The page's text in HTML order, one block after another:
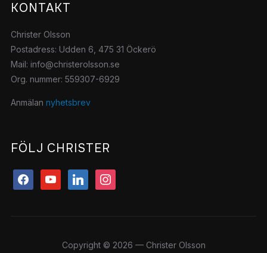
KONTAKT
Christer Olsson
Postadress: Udden 6, 475 31 Öckerö
Mail: info@christerolsson.se
Org. nummer: 559307-6929
Anmälan nyhetsbrev
FÖLJ CHRISTER
facebookyoutube linkedin instagram
Copyright © 2026 — Christer Olsson